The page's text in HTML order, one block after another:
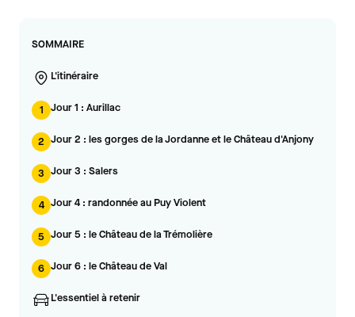
SOMMAIRE
L'itinéraire
1 Jour 1 : Aurillac
2 Jour 2 : les gorges de la Jordanne et le Château d'Anjony
3 Jour 3 : Salers
4 Jour 4 : randonnée au Puy Violent
5 Jour 5 : le Château de la Trémolière
6 Jour 6 : le Château de Val
L'essentiel à retenir